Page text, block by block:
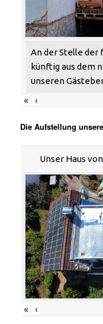
An der Stelle der
künftig aus dem
unseren
«
‹
Die Aufstellung
Unser Haus
« ‹